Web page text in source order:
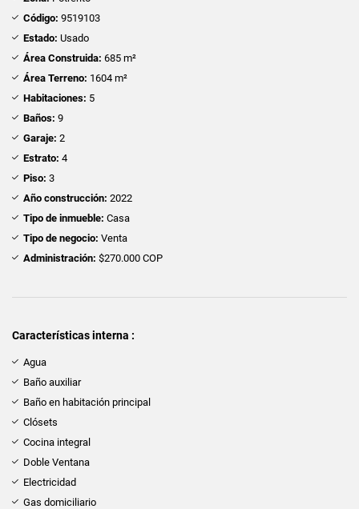
Código: 9519103
Estado: Usado
Área Construida: 685 m²
Área Terreno: 1604 m²
Habitaciones: 5
Baños: 9
Garaje: 2
Estrato: 4
Piso: 3
Año construcción: 2022
Tipo de inmueble: Casa
Tipo de negocio: Venta
Administración: $270.000 COP
Características interna :
Agua
Baño auxiliar
Baño en habitación principal
Clósets
Cocina integral
Doble Ventana
Electricidad
Gas domiciliario